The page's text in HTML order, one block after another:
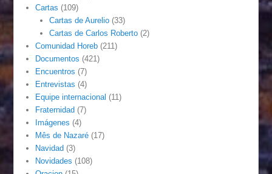
Cartas (109)
Cartas de Aurelio(33)
Cartas de Carlos Roberto(2)
Comunidad Horeb (211)
Documentos (421)
Encuentros (7)
Entrevistas (4)
Equipe internacional (11)
Fraternidad (7)
Imágenes (4)
Mês de Nazaré (17)
Navidad (3)
Novidades (108)